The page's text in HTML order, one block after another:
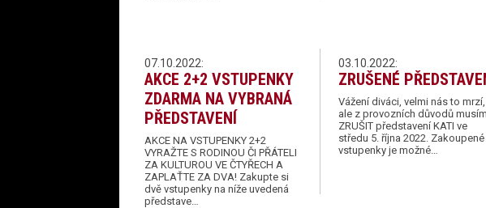
07.10.2022:
AKCE 2+2 VSTUPENKY
ZDARMA NA VYBRANÁ
PŘEDSTAVENÍ
AKCE NA VSTUPENKY 2+2
VYRAŽTE S RODINOU ČI PŘÁTELI
ZA KULTUROU VE ČTYŘECH A
ZAPLAŤTE ZA DVA! Zakupte si
dvě vstupenky na níže uvedená
představe…
03.10.2022:
ZRUŠENÉ
Vážení diváci, velmi nás to mrzí,
ale z provozních důvodů
ZRUŠIT představení KATI ve
středu 5. října 2022. Zakoupené
vstupenky je možné…